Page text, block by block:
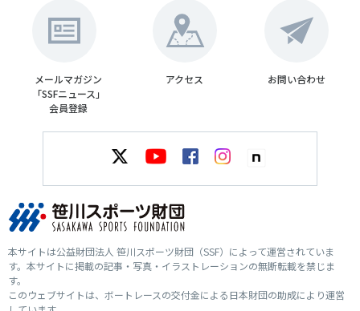
メールマガジン
「SSFニュース」
会員登録
アクセス お問い合わせ
本サイトは公益財団法人 笹川スポーツ財団（SSF）によって運営されていま
す。本サイトに掲載の記事・写真・イラストレーションの無断転載を禁じま
す。
このウェブサイトは、ボートレースの交付金による日本財団の助成により運営